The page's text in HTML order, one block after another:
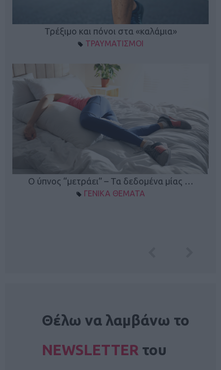
Τρέξιμο και πόνοι στα «καλάμια»
ΤΡΑΥΜΑΤΙΣΜΟΙ
Ο ύπνος “μετράει” – Τα δεδομένα μίας …
ΓΕΝΙΚΑ ΘΕΜΑΤΑ
Θέλω να λαμβάνω το
NEWSLETTER του